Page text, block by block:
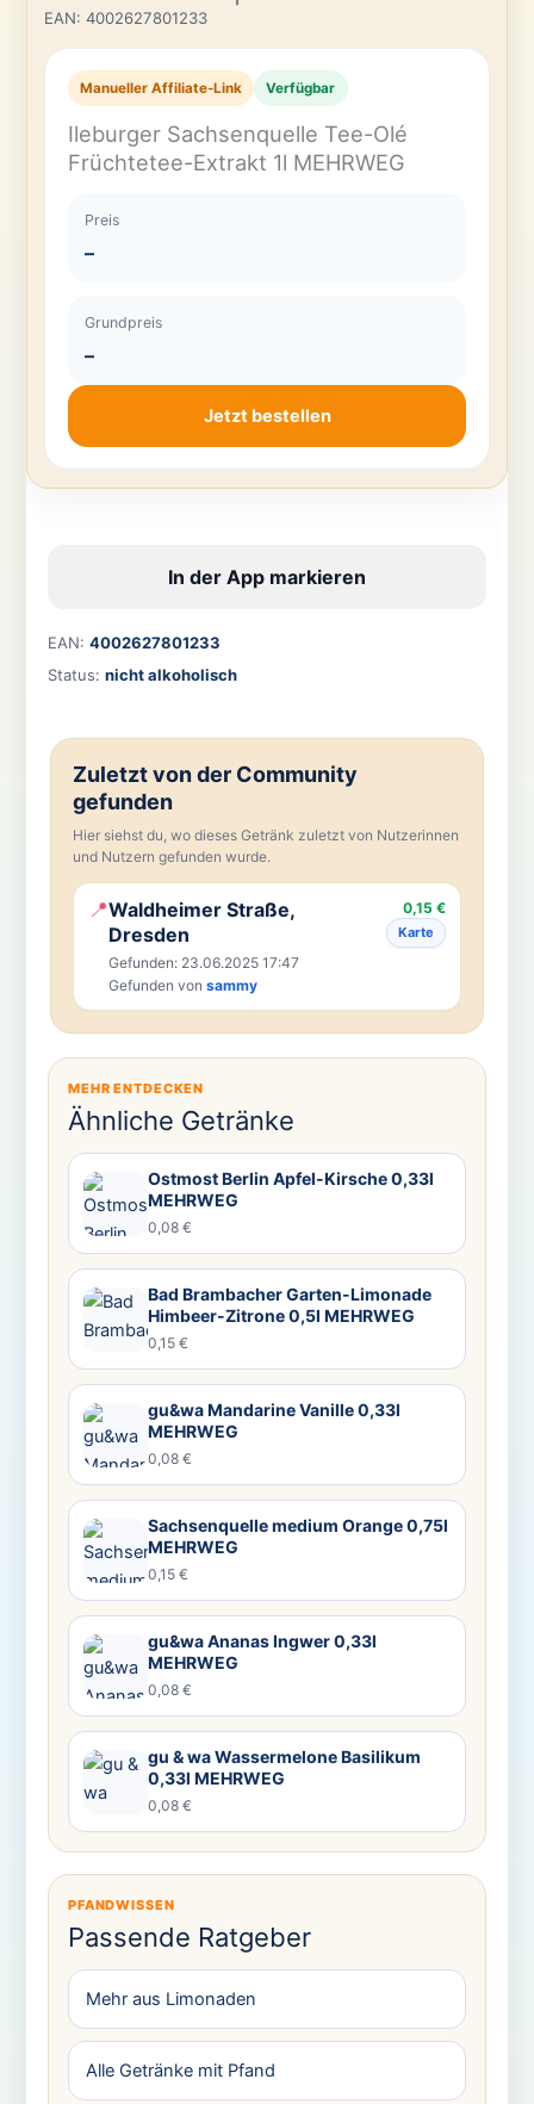
EAN: 4002627801233
Manueller Affiliate-Link Verfügbar
Ileburger Sachsenquelle Tee-Olé
Früchtetee-Extrakt 1l MEHRWEG
Preis
–
Grundpreis
–
Jetzt bestellen
In der App markieren
EAN: 4002627801233
Status: nicht alkoholisch
Zuletzt von der Community
gefunden
Hier siehst du, wo dieses Getränk zuletzt von Nutzerinnen
und Nutzern gefunden wurde.
📍Waldheimer Straße,
Dresden
Gefunden: 23.06.2025 17:47
Gefunden von sammy
0,15 €
Karte
MEHR ENTDECKEN
Ähnliche Getränke
Ostmost Berlin Apfel-Kirsche 0,33l
MEHRWEG
0,08 €
Bad Brambacher Garten-Limonade
Himbeer-Zitrone 0,5l MEHRWEG
0,15 €
gu&wa Mandarine Vanille 0,33l
MEHRWEG
0,08 €
Sachsenquelle medium Orange 0,75l
MEHRWEG
0,15 €
gu&wa Ananas Ingwer 0,33l
MEHRWEG
0,08 €
gu & wa Wassermelone Basilikum
0,33l MEHRWEG
0,08 €
PFANDWISSEN
Passende Ratgeber
Mehr aus Limonaden
Alle Getränke mit Pfand